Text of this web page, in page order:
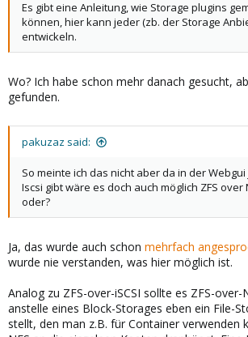
Es gibt eine Anleitung, wie Storage plugins
können, hier kann jeder (zb. der Storage
entwickeln.
Wo? Ich habe schon mehr danach gesucht,
gefunden.
pakuzaz said:
So meinte ich das nicht aber da in der Webgui
Iscsi gibt wäre es doch auch möglich ZFS over
oder?
Ja, das wurde auch schon mehrfach
wurde nie verstanden, was hier möglich ist.
Analog zu ZFS-over-iSCSI sollte es ZFS-over-
anstelle eines Block-Storages eben ein File-
stellt, den man z.B. für Container verwenden